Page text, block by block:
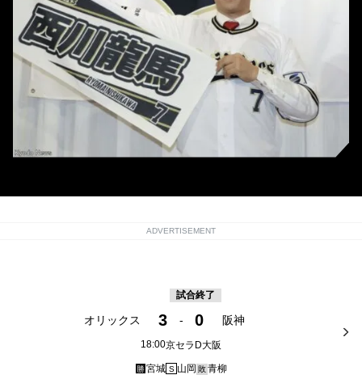
ADVERTISEMENT
試合終了
オリックス 3 - 0 阪神
18:00京セラD大阪
勝宮城 S 山岡 敗青柳